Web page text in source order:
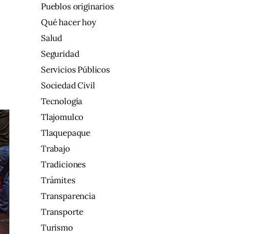
Pueblos originarios
Qué hacer hoy
Salud
Seguridad
Servicios Públicos
Sociedad Civil
Tecnología
Tlajomulco
Tlaquepaque
Trabajo
Tradiciones
Trámites
Transparencia
Transporte
Turismo